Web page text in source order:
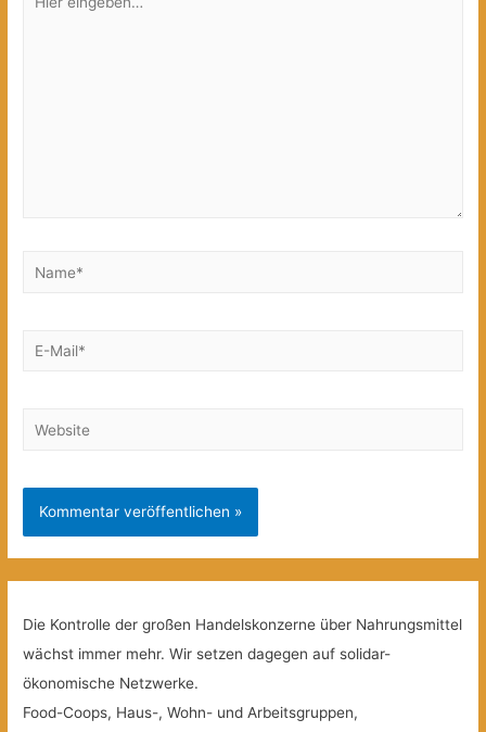
eingeben…
Name*
E-
Website
Die Kontrolle der großen Handelskonzerne über Nahrungsmittel
wächst immer mehr. Wir setzen dagegen auf solidar-
ökonomische Netzwerke.
Food-Coops, Haus-, Wohn- und Arbeitsgruppen,